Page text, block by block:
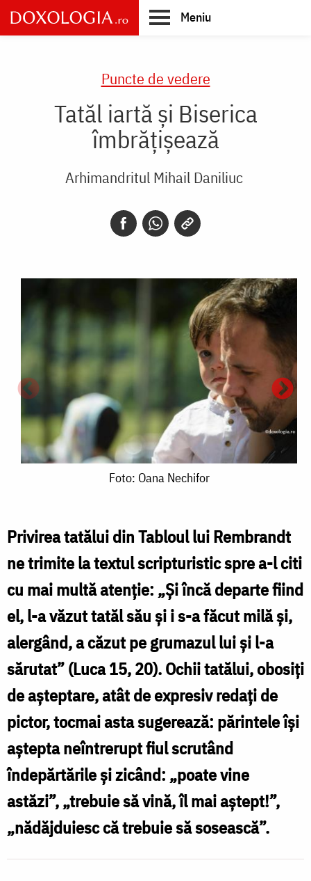
Skip
to
main
Meniu
Puncte de vedere
Tatăl iartă și Biserica
îmbrățișează
Arhimandritul Mihail Daniliuc
Foto: Oana Nechifor
Privirea tatălui din Tabloul lui Rembrandt
ne trimite la textul scripturistic spre a-l citi
cu mai multă atenție: „Şi încă departe fiind
el, l-a văzut tatăl său şi i s-a făcut milă şi,
alergând, a căzut pe grumazul lui şi l-a
sărutat” (Luca 15, 20). Ochii tatălui, obosiți
de așteptare, atât de expresiv redați de
pictor, tocmai asta sugerează: părintele își
aștepta neîntrerupt fiul scrutând
îndepărtările și zicând: „poate vine
astăzi”, „trebuie să vină, îl mai aștept!”,
„nădăjduiesc că trebuie să sosească”.